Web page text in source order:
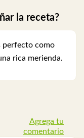
la receta?
perfecto como
rica merienda.
Agrega tu
comentario